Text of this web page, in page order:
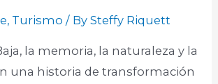
, Turismo / BySteffy Riquett
la memoria, la naturaleza y la
una historia de transformación